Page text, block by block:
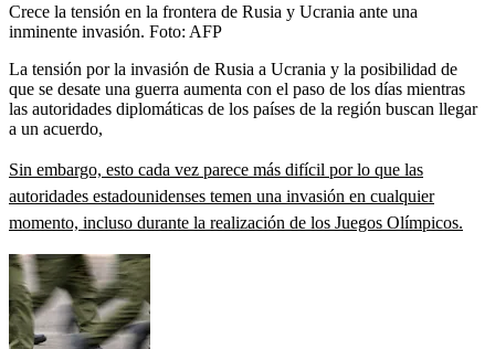
Crece la tensión en la frontera de Rusia y Ucrania ante una
inminente invasión. Foto: AFP
La tensión por la invasión de Rusia a Ucrania y la posibilidad de
que se desate una guerra aumenta con el paso de los días mientras
las autoridades diplomáticas de los países de la región buscan llegar
a un acuerdo,
Sin embargo, esto cada vez parece más difícil por lo que las
autoridades estadounidenses temen una invasión en cualquier
momento, incluso durante la realización de los Juegos Olímpicos.